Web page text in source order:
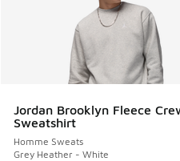
Jordan Brooklyn Fleece
Sweatshirt
Homme Sweats
Grey Heather - White